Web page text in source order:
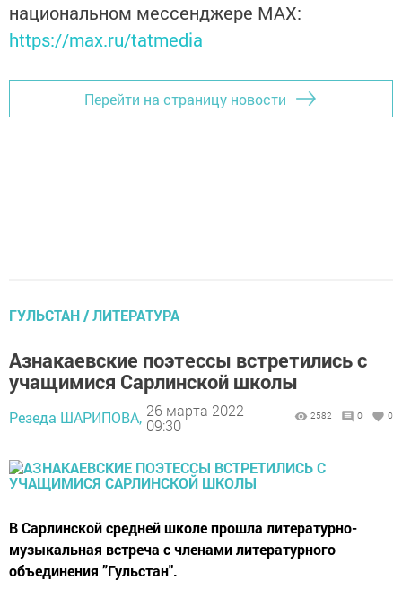
национальном мессенджере MАХ:
https://max.ru/tatmedia
Перейти на страницу новости
ГУЛЬСТАН / ЛИТЕРАТУРА
Азнакаевские поэтессы встретились с
учащимися Сарлинской школы
Резеда ШАРИПОВА, 26 марта 2022 -
09:30
2582 0 0
В Сарлинской средней школе прошла литературно-
музыкальная встреча с членами литературного
объединения ”Гульстан".